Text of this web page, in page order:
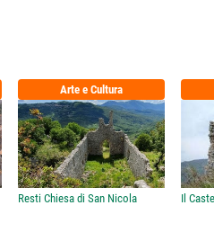
Arte e Cultura
Resti Chiesa di San Nicola Il